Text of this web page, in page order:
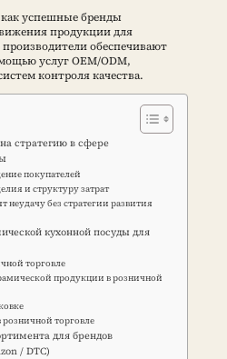
успешные бренды
продукции для
обеспечивают
услуг OEM/ODM,
контроля качества.
стратегию в сфере
покупателей
и структуру затрат
без стратегии развития
кухонной посуды для
торговле
продукции в розничной
розничной торговле
для брендов
/ DTC)